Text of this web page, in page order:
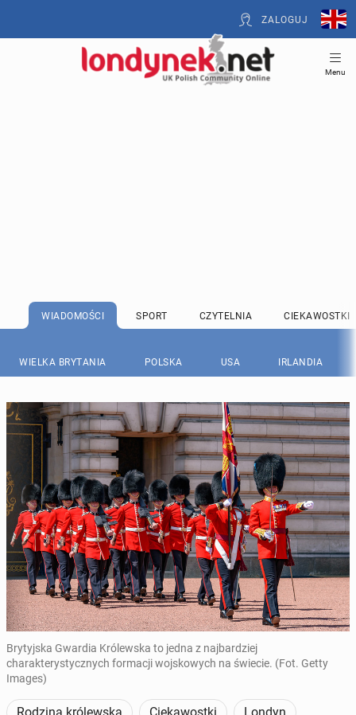
ZALOGUJ
Menu
WIADOMOŚCI SPORT CZYTELNIA CIEKAWOSTKI
WIELKA BRYTANIA POLSKA USA IRLANDIA
Brytyjska Gwardia Królewska to jedna z najbardziej
charakterystycznych formacji wojskowych na świecie. (Fot. Getty
Images)